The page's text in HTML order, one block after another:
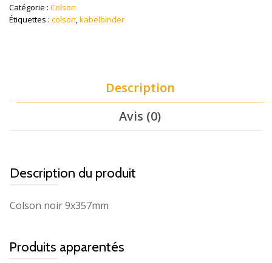
Catégorie : Colson
Étiquettes : colson,kabelbinder
Description
Avis (0)
Description du produit
Colson noir 9x357mm
Produits apparentés